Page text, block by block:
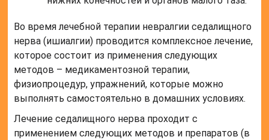
Во время лечебной терапии невралгии седалищного
нерва (ишиалгии) проводится комплексное лечение,
которое состоит из применения следующих
методов – медикаментозной терапии,
физиопроцедур, упражнений, которые можно
выполнять самостоятельно в домашних условиях.
Лечение седалищного нерва проходит с
применением следующих методов и препаратов (в